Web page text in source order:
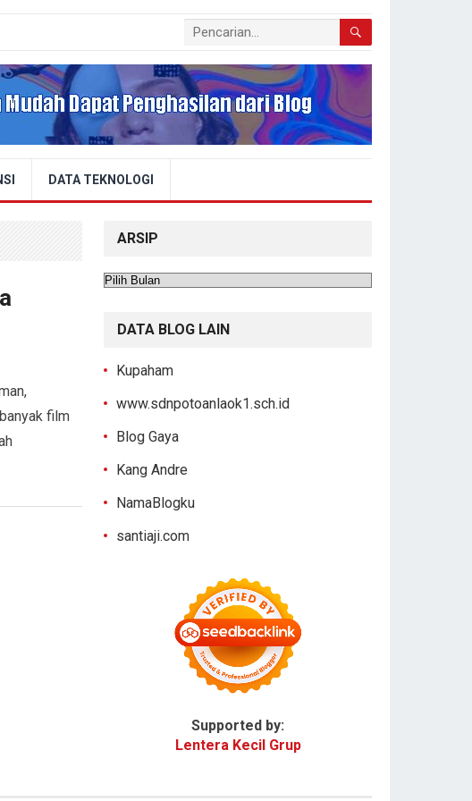
DATA TEKNOLOGI
film
ARSIP
Arsip
DATA BLOG LAIN
Kupaham
www.sdnpotoanlaok1.sch.id
Blog Gaya
Kang Andre
NamaBlogku
santiaji.com
Supported by:
Lentera Kecil Grup